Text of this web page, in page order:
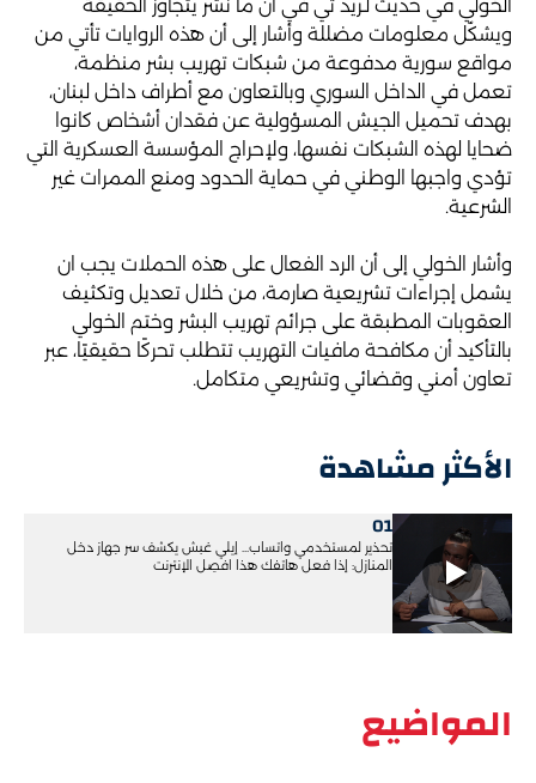
الأكثر مشاهدة
01
تحذير لمستخدمي واتساب... إيلي غبش يكشف سر جهاز دخل
المنازل: إذا فعل هاتفك هذا افصِل الإنترنت
الخولي في حديث لـريد تي في أن ما نُشر يتجاوز الحقيقة
ويشكّل معلومات مضللة وأشار إلى أن هذه الروايات تأتي من
مواقع سورية مدفوعة من شبكات تهريب بشر منظمة،
تعمل في الداخل السوري وبالتعاون مع أطراف داخل لبنان،
بهدف تحميل الجيش المسؤولية عن فقدان أشخاص كانوا
ضحايا لهذه الشبكات نفسها، ولإحراج المؤسسة العسكرية التي
تؤدي واجبها الوطني في حماية الحدود ومنع الممرات غير
الشرعية.
وأشار الخولي إلى أن الرد الفعال على هذه الحملات يجب ان
يشمل إجراءات تشريعية صارمة، من خلال تعديل وتكثيف
العقوبات المطبقة على جرائم تهريب البشر وختم الخولي
بالتأكيد أن مكافحة مافيات التهريب تتطلب تحركًا حقيقيًا، عبر
تعاون أمني وقضائي وتشريعي متكامل.
المواضيع